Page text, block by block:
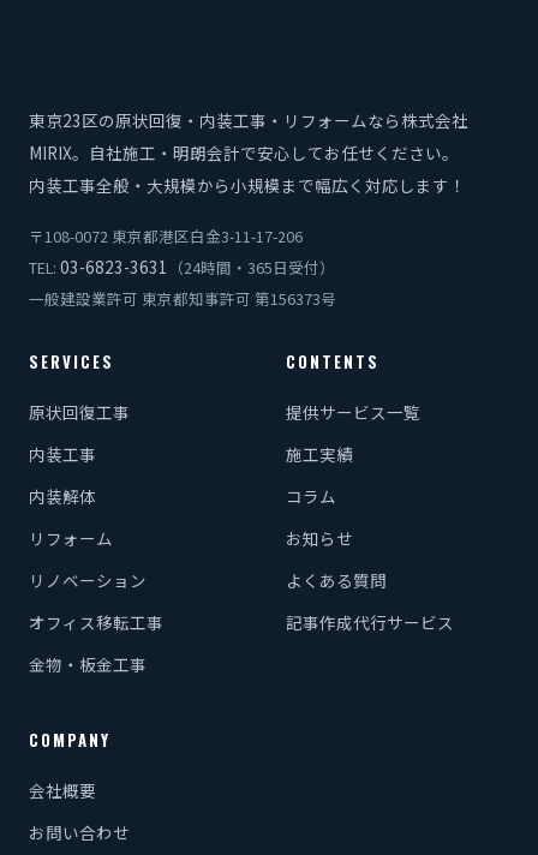
東京23区の原状回復・内装工事・リフォームなら株式会社
MIRIX。自社施工・明朗会計で安心してお任せください。
内装工事全般・大規模から小規模まで幅広く対応します！
〒108-0072 東京都港区白金3-11-17-206
TEL: 03-6823-3631
（24時間・365日受付）
一般建設業許可 東京都知事許可 第156373号
SERVICES
原状回復工事
内装工事
内装解体
リフォーム
リノベーション
オフィス移転工事
金物・板金工事
CONTENTS
提供サービス一覧
施工実績
コラム
お知らせ
よくある質問
記事作成代行サービス
COMPANY
会社概要
お問い合わせ